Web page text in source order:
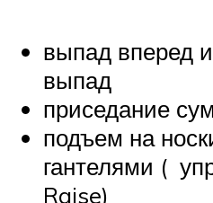
выпад вперед
выпад
приседание
подъем на
гантелями (
Raise)